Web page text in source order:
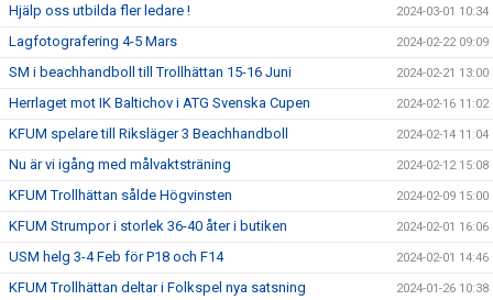
Hjälp oss utbilda fler ledare ! 2024-03-01 10:34
Lagfotografering 4-5 Mars 2024-02-22 09:09
SM i beachhandboll till Trollhättan 15-16 Juni 2024-02-21 13:00
Herrlaget mot IK Baltichov i ATG Svenska Cupen 2024-02-16 11:02
KFUM spelare till Riksläger 3 Beachhandboll 2024-02-14 11:04
Nu är vi igång med målvaktsträning 2024-02-12 15:08
KFUM Trollhättan sålde Högvinsten 2024-02-09 15:00
KFUM Strumpor i storlek 36-40 åter i butiken 2024-02-01 16:06
USM helg 3-4 Feb för P18 och F14 2024-02-01 14:46
KFUM Trollhättan deltar i Folkspel nya satsning 2024-01-26 10:38